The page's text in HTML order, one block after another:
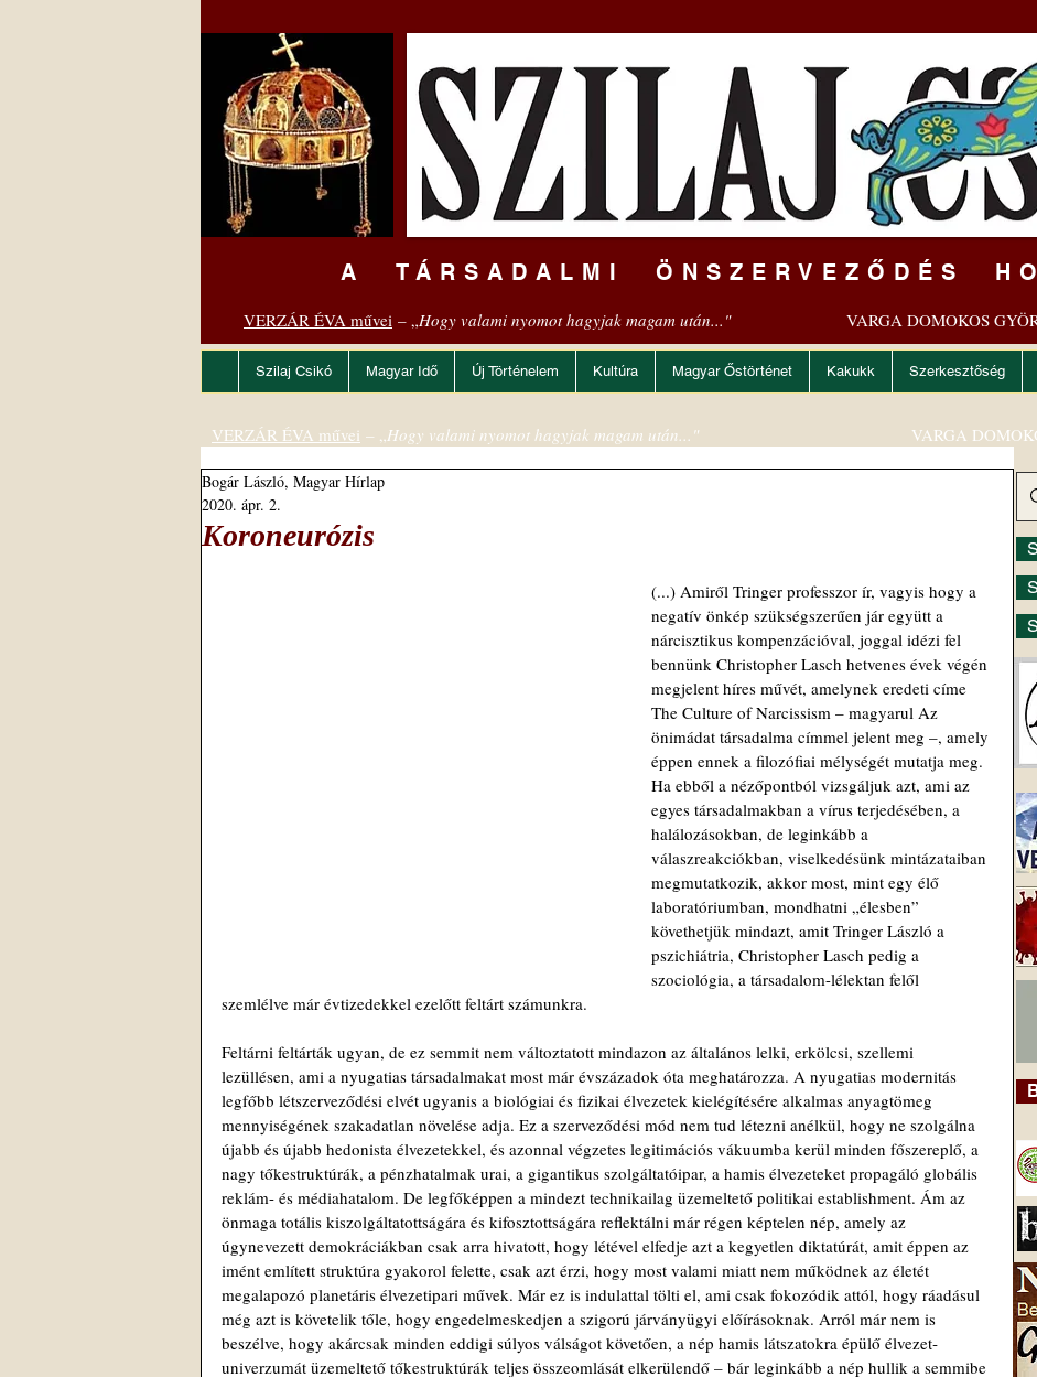
A TÁRSADALMI ÖNSZERVEZŐDÉS
VERZÁR ÉVA művei – „Hogy valami nyomot hagyjak magam után..." VARGA DOMOKOS
Szilaj Csikó Magyar Idő Új Történelem Kultúra Magyar Őstörténet Kakukk Szerkesztőség
Koroneurózis
Bogár László, Magyar Hírlap
2020. ápr. 2.
(...) Amiről Tringer professzor ír, vagyis hogy a
negatív önkép szükségszerűen jár együtt a
nárcisztikus kompenzációval, joggal idézi fel
bennünk Christopher Lasch hetvenes évek végén
megjelent híres művét, amelynek eredeti címe
The Culture of Narcissism – magyarul Az
önimádat társadalma címmel jelent meg –, amely
éppen ennek a filo­zófiai mélységét mutatja meg.
Ha ebből a nézőpontból vizsgáljuk azt, ami az
egyes társadalmakban a vírus terjedésében, a
halálozásokban, de leginkább a
válaszreakciókban, viselkedésünk mintázataiban
megmutatkozik, akkor most, mint egy élő
laboratóriumban, mondhatni „élesben”
követhetjük mindazt, amit Tringer László a
pszichiátria, Christopher Lasch pedig a
szociológia, a társadalom-lélektan felől
szemlélve már évtizedekkel ezelőtt feltárt számunkra.
Feltárni feltárták ugyan, de ez semmit nem változtatott mindazon az általános lelki, erkölcsi, szellemi
lezüllésen, ami a nyugatias társadalmakat most már évszázadok óta meghatározza. A nyugatias modernitás
legfőbb létszerveződési elvét ugyanis a biológiai és fizikai élvezetek kielégítésére alkalmas anyagtömeg
mennyiségének szakadatlan növelése adja. Ez a szerveződési mód nem tud létezni anélkül, hogy ne szolgálna
újabb és újabb hedonista élvezetekkel, és azonnal végzetes legitimációs vákuumba kerül minden főszereplő, a
nagy tőke­struktúrák, a pénzhatalmak urai, a gigantikus szolgáltatóipar, a hamis élvezeteket propagáló globális
reklám- és médiahatalom. De legfőképpen a mindezt technikailag üzemeltető politikai establishment. Ám az
önmaga totális kiszolgáltatottságára és kifosztottságára reflektálni már régen képtelen nép, amely az
úgynevezett demokráciákban csak arra hivatott, hogy létével elfedje azt a kegyetlen diktatúrát, amit éppen az
imént említett struktúra gyakorol felette, csak azt érzi, hogy most valami miatt nem működnek az életét
megalapozó planetáris élvezetipari művek. Már ez is indulattal tölti el, ami csak fokozódik attól, hogy ráadásul
még azt is követelik tőle, hogy engedelmeskedjen a szigorú járványügyi előírásoknak. Arról már nem is
beszélve, hogy akárcsak minden eddigi súlyos válságot követően, a nép hamis látszatokra épülő élvezet­
univerzumát üzemeltető tőkestruktúrák teljes összeomlását elkerülendő – bár leginkább a nép hullik a semmibe
VERZÁR ÉVA művei – „Hogy valami nyomot hagyjak magam után..." VARGA